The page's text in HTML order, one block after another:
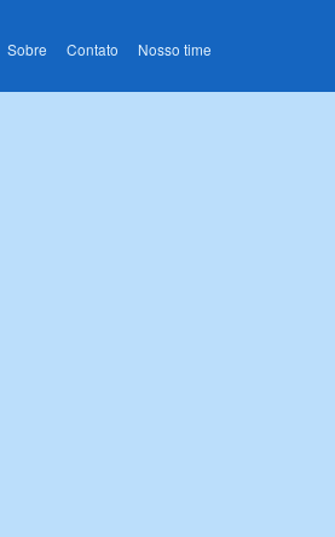
Sobre Contato Nosso time